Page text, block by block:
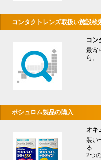
コンタクトレンズ取扱い施設検
コン
最寄
ら。
ボシュロム製品の購入
オキ
装い
る
2つ